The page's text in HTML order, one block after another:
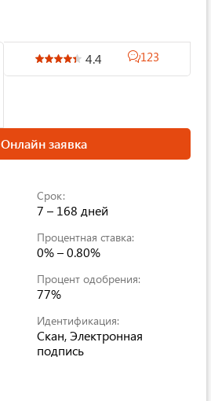
4.4 123
Онлайн заявка
Срок:
7 – 168 дней
Процентная ставка:
0% – 0.80%
Процент одобрения:
77%
Идентификация:
Скан, Электронная
подпись